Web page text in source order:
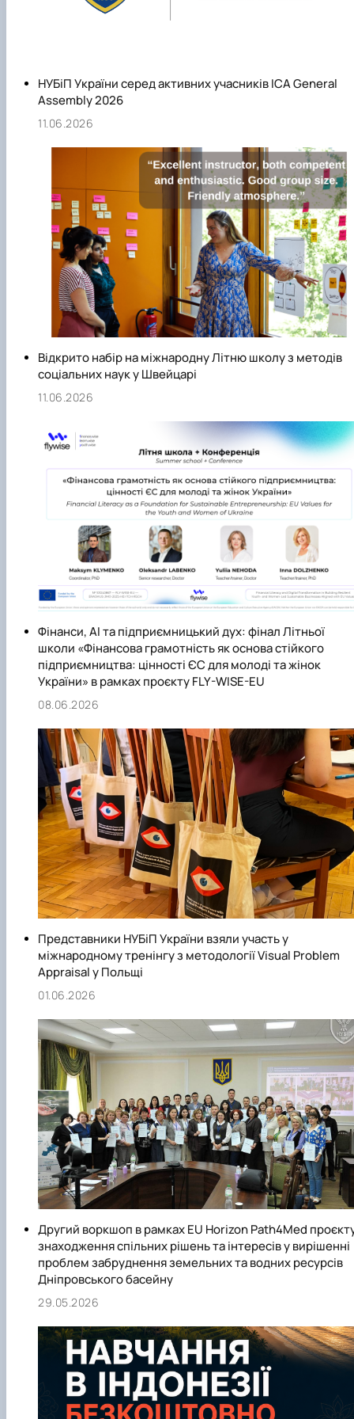
НУБіП України серед активних учасників ICA General
Assembly 2026
11.06.2026
Відкрито набір на міжнародну Літню школу з методів
соціальних наук у Швейцарі
11.06.2026
Фінанси, AI та підприємницький дух: фінал Літньої
школи «Фінансова грамотність як основа стійкого
підприємництва: цінності ЄС для молоді та жінок
України» в рамках проєкту FLY-WISE-EU
08.06.2026
Представники НУБіП України взяли участь у
міжнародному тренінгу з методології Visual Problem
Appraisal у Польщі
01.06.2026
Другий воркшоп в рамках EU Horizon Path4Med
знаходження спільних рішень та інтересів у вирішенні
проблем забруднення земельних та водних ресурсів
Дніпровського басейну
29.05.2026